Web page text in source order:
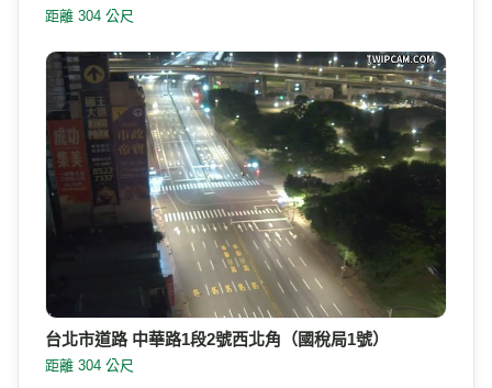
距離 304 公尺
台北市道路 中華路1段2號西北角（國稅局1號）
距離 304 公尺